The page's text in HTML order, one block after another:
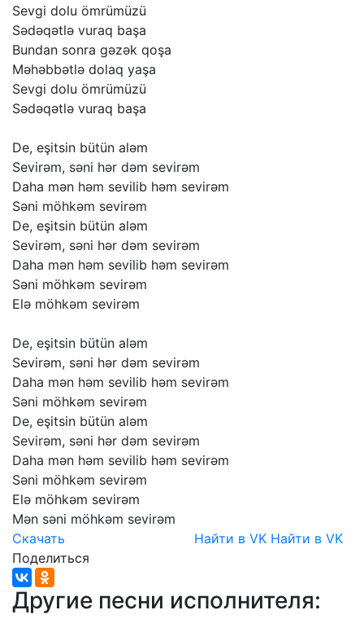
Sevgi dolu ömrümüzü
Sədəqətlə vuraq başa
Bundan sonra gəzək qoşa
Məhəbbətlə dolaq yaşa
Sevgi dolu ömrümüzü
Sədəqətlə vuraq başa
De, eşitsin bütün aləm
Sevirəm, səni hər dəm sevirəm
Daha mən həm sevilib həm sevirəm
Səni möhkəm sevirəm
De, eşitsin bütün aləm
Sevirəm, səni hər dəm sevirəm
Daha mən həm sevilib həm sevirəm
Səni möhkəm sevirəm
Elə möhkəm sevirəm
De, eşitsin bütün aləm
Sevirəm, səni hər dəm sevirəm
Daha mən həm sevilib həm sevirəm
Səni möhkəm sevirəm
De, eşitsin bütün aləm
Sevirəm, səni hər dəm sevirəm
Daha mən həm sevilib həm sevirəm
Səni möhkəm sevirəm
Elə möhkəm sevirəm
Mən səni möhkəm sevirəm
Скачать
Найти в VK Найти в VK
Поделиться
Другие песни исполнителя: